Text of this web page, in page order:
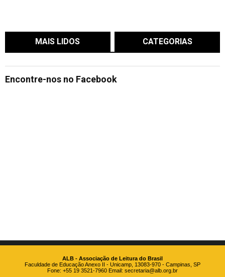
MAIS LIDOS CATEGORIAS
Encontre-nos no Facebook
ALB - Associação de Leitura do Brasil
Faculdade de Educação Anexo II - Unicamp, 13083-970 - Campinas, SP
Fone: +55 19 3521-7960 Email: secretaria@alb.org.br